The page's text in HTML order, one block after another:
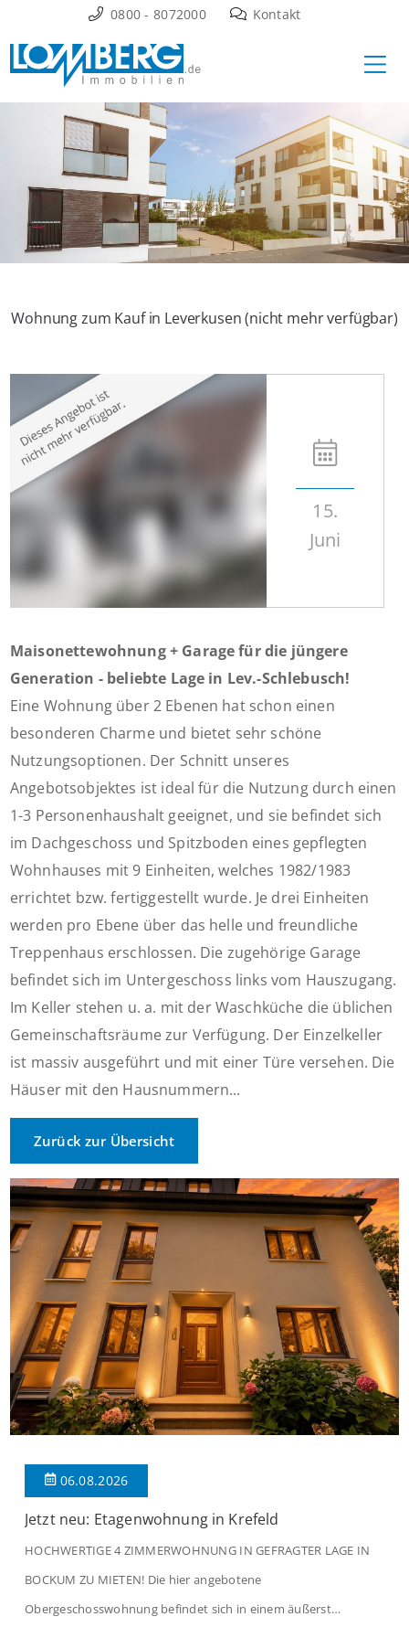
Inhalt
springen
0800 - 8072000 Kontakt
Wohnung zum Kauf in Leverkusen (nicht mehr verfügbar)
15.
Juni
Maisonettewohnung + Garage für die jüngere
Generation - beliebte Lage in Lev.-Schlebusch!
Eine Wohnung über 2 Ebenen hat schon einen
besonderen Charme und bietet sehr schöne
Nutzungsoptionen. Der Schnitt unseres
Angebotsobjektes ist ideal für die Nutzung durch einen
1-3 Personenhaushalt geeignet, und sie befindet sich
im Dachgeschoss und Spitzboden eines gepflegten
Wohnhauses mit 9 Einheiten, welches 1982/1983
errichtet bzw. fertiggestellt wurde. Je drei Einheiten
werden pro Ebene über das helle und freundliche
Treppenhaus erschlossen. Die zugehörige Garage
befindet sich im Untergeschoss links vom Hauszugang.
Im Keller stehen u. a. mit der Waschküche die üblichen
Gemeinschaftsräume zur Verfügung. Der Einzelkeller
ist massiv ausgeführt und mit einer Türe versehen. Die
Häuser mit den Hausnummern...
Zurück zur Übersicht
06.08.2026
Jetzt neu: Etagenwohnung in Krefeld
HOCHWERTIGE 4 ZIMMERWOHNUNG IN GEFRAGTER LAGE IN
BOCKUM ZU MIETEN! Die hier angebotene
Obergeschosswohnung befindet sich in einem äußerst